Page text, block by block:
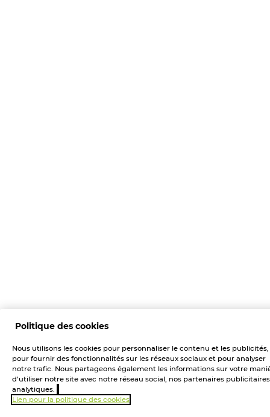
Politique des cookies
Nous utilisons les cookies pour personnaliser le contenu et les publicités,
pour fournir des fonctionnalités sur les réseaux sociaux et pour analyser
notre trafic. Nous partageons également les informations sur votre
d’utiliser notre site avec notre réseau social, nos partenaires
analytiques.
Lien pour la politique des cookies